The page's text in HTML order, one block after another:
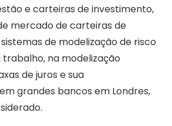
e carteiras de investimento,
mercado de carteiras de
de modelização de risco
trabalho, na modelização
de juros e sua
grandes bancos em Londres,